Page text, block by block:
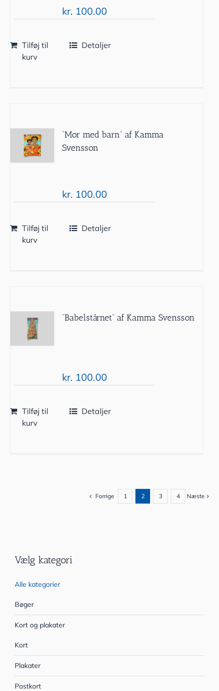
kr. 100.00
Tilføj til
kurv
Detaljer
”Mor med barn” af Kamma
Svensson
kr. 100.00
Tilføj til
kurv
Detaljer
”Babelstårnet” af Kamma Svensson
kr. 100.00
Tilføj til
kurv
Detaljer
Forrige 1 2 3 4 Næste
Vælg kategori
Alle kategorier
Bøger
Kort og plakater
Kort
Plakater
Postkort